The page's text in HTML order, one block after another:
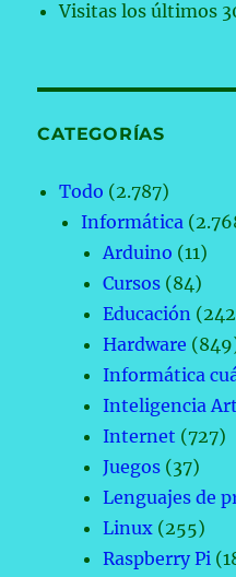
Visitas los últimos
CATEGORÍAS
Todo (2.787)
Informática
Arduino (11)
Cursos (84)
Educación
Hardware
Informática
Inteligencia
Internet (727)
Juegos (37)
Lenguajes de
Linux (255)
Raspberry Pi